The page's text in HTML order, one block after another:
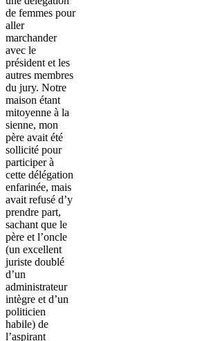
de femmes pour
aller
marchander
avec le
président et les
autres membres
du jury. Notre
maison étant
mitoyenne à la
sienne, mon
père avait été
sollicité pour
participer à
cette délégation
enfarinée, mais
avait refusé d’y
prendre part,
sachant que le
père et l’oncle
(un excellent
juriste doublé
d’un
administrateur
intègre et d’un
politicien
habile) de
l’aspirant